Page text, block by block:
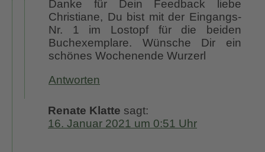
Danke für Dein Feedback liebe
Christiane, Du bist mit der Eingangs-
Nr. 1 im Lostopf für die beiden
Buchexemplare. Wünsche Dir ein
schönes Wochenende Wurzerl
Antworten
Renate Klatte sagt:
16. Januar 2021 um 0:51 Uhr